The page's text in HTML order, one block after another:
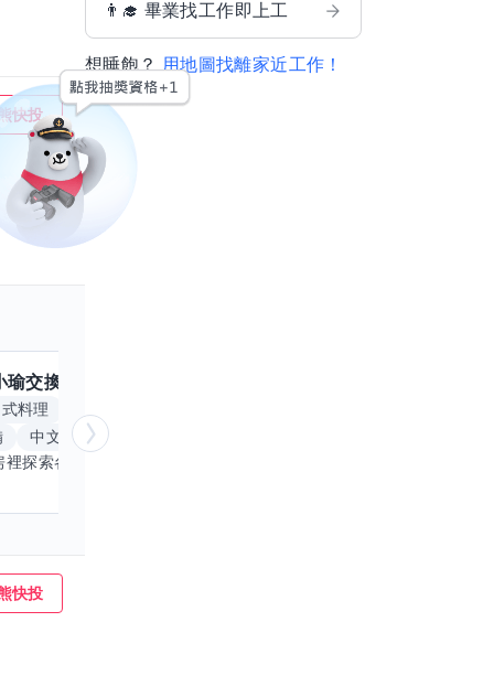
快投
瑜交換嗎？
料理
中文
快投
👨‍🎓 畢業找工作即上工
想睡飽？ 用地圖找離家近工作！